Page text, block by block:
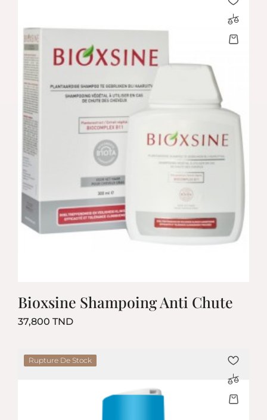
Bioxsine Shampoing Anti Chute
37,800 TNDPrix
Rupture De Stock